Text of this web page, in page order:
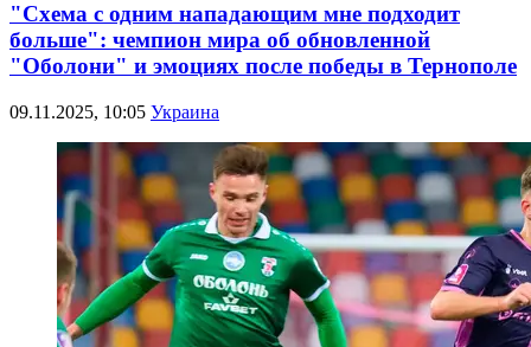
"Схема с одним нападающим мне подходит
больше": чемпион мира об обновленной
"Оболони" и эмоциях после победы в Тернополе
09.11.2025, 10:05 Украина